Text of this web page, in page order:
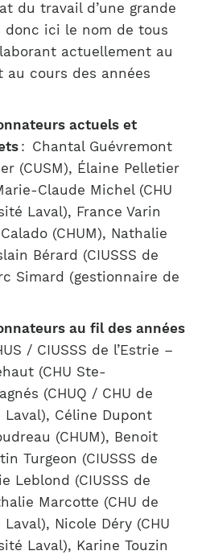
du travail d’une grande
donc ici le nom de tous
actuellement au
au cours des années
actuels et
: Chantal Guévremont
(CUSM), Élaine Pelletier
Claude Michel (CHU
Laval), France Varin
(CHUM), Nathalie
Bérard (CIUSSS de
Simard (gestionnaire de
au fil des années
/ CIUSSS de l’Estrie –
(CHU Ste-
(CHUQ / CHU de
Céline Dupont
(CHUM), Benoit
Turgeon (CIUSSS de
Leblond (CIUSSS de
Marcotte (CHU de
Nicole Déry (CHU
Laval), Karine Touzin